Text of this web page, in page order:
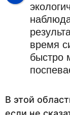
время
быстро
В этой